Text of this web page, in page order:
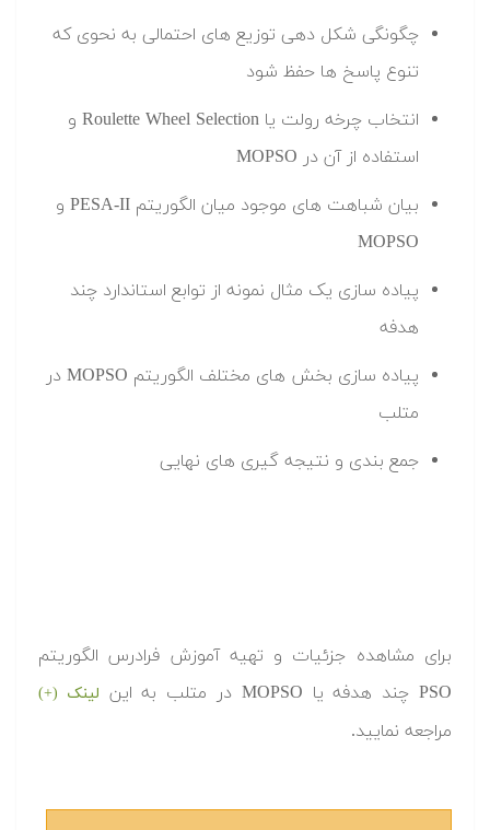
چگونگی شکل دهی توزیع های احتمالی به نحوی که
تنوع پاسخ ها حفظ شود
انتخاب چرخه رولت یا Roulette Wheel Selection و
استفاده از آن در MOPSO
بیان شباهت های موجود میان الگوریتم PESA-II و
MOPSO
پیاده سازی یک مثال نمونه از توابع استاندارد چند
هدفه
پیاده سازی بخش های مختلف الگوریتم MOPSO در
متلب
جمع بندی و نتیجه گیری های نهایی
برای مشاهده جزئیات و تهیه آموزش فرادرس الگوریتم
PSO چند هدفه یا MOPSO در متلب به این
لینک (+)
مراجعه نمایید.